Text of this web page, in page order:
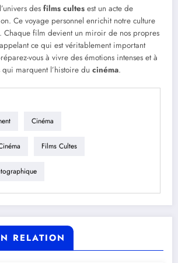
des films cultes est un acte de
Ce voyage personnel enrichit notre culture
Chaque film devient un miroir de nos propres
ce qui est véritablement important
vous à vivre des émotions intenses et à
marquent l’histoire du cinéma.
Cinéma
Films Cultes
RELATION